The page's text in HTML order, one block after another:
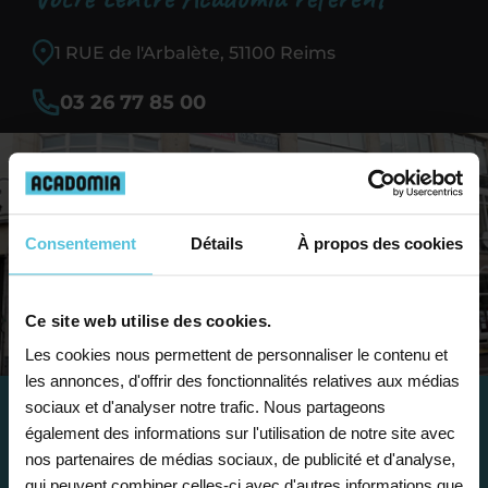
Consentement Détails À propos des cookies
Ce site web utilise des cookies.
Les cookies nous permettent de personnaliser le contenu et
les annonces, d'offrir des fonctionnalités relatives aux médias
sociaux et d'analyser notre trafic. Nous partageons
également des informations sur l'utilisation de notre site avec
nos partenaires de médias sociaux, de publicité et d'analyse,
1 RUE de l'Arbalète, 51100 Reims
03 26 77 85 00
Travailler chez Acadomia